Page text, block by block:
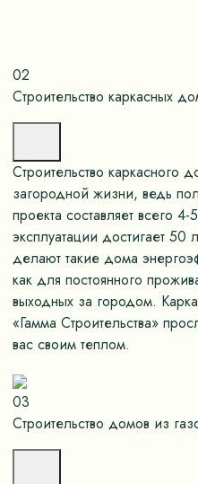
02
Строительство каркасных
Строительство каркасного
загородной жизни, ведь
проекта составляет всего
эксплуатации достигает
делают такие дома
как для постоянного
выходных за городом.
«Гамма Строительства»
вас своим теплом.
03
Строительство домов из